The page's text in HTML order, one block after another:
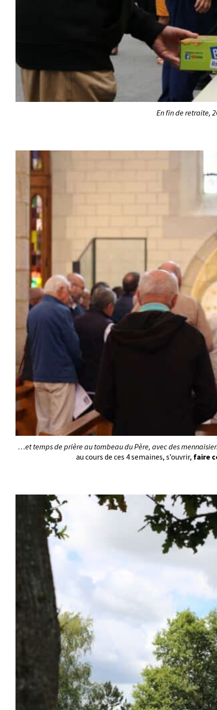
En fin de retraite,
…et temps de prière au tombeau du Père, avec des
au cours de ces 4 semaines, s’ouvrir, faire